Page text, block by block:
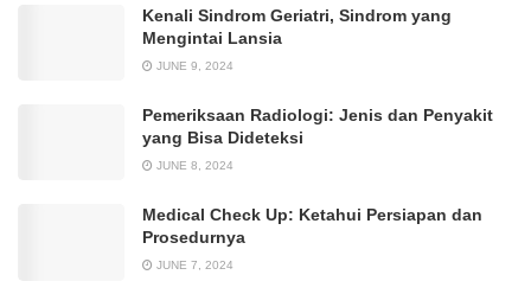
Kenali Sindrom Geriatri, Sindrom yang
Mengintai Lansia
JUNE 9, 2024
Pemeriksaan Radiologi: Jenis dan Penyakit
yang Bisa Dideteksi
JUNE 8, 2024
Medical Check Up: Ketahui Persiapan dan
Prosedurnya
JUNE 7, 2024